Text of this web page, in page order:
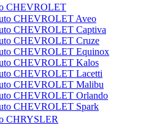
CHEVROLET
CHEVROLET Aveo
CHEVROLET Captiva
CHEVROLET Cruze
CHEVROLET Equinox
CHEVROLET Kalos
CHEVROLET Lacetti
CHEVROLET Malibu
CHEVROLET Orlando
CHEVROLET Spark
CHRYSLER